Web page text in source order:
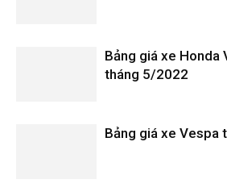
Bảng giá xe Honda
tháng 5/2022
Bảng giá xe Vespa